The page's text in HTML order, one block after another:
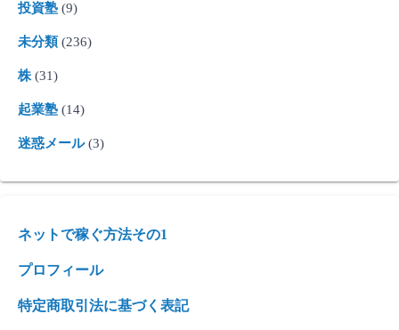
投資塾 (9)
未分類 (236)
株 (31)
起業塾 (14)
迷惑メール(3)
ネットで稼ぐ方法その1
プロフィール
特定商取引法に基づく表記